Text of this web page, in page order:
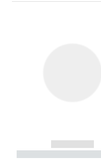
------------
----------- -----------